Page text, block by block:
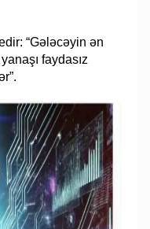
“Gələcəyin ən
faydasız